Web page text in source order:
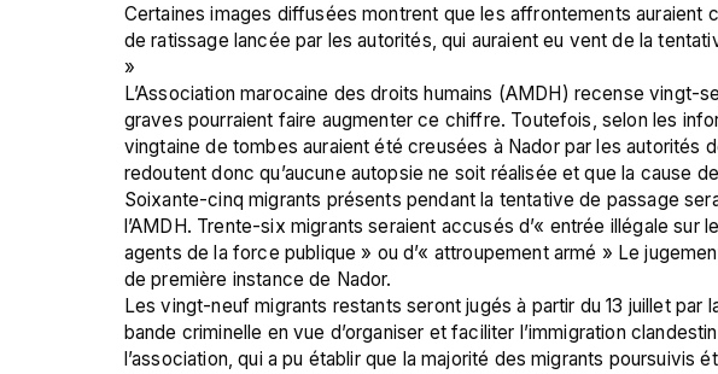
Certaines images diffusées montrent que les affrontements auraient
de ratissage lancée par les autorités, qui auraient eu vent de la
»
L’Association marocaine des droits humains (AMDH) recense
graves pourraient faire augmenter ce chiffre. Toutefois, selon les
vingtaine de tombes auraient été creusées à Nador par les autorités
redoutent donc qu’aucune autopsie ne soit réalisée et que la cause
Soixante-cinq migrants présents pendant la tentative de passage
l’AMDH. Trente-six migrants seraient accusés d’« entrée illégale sur
agents de la force publique » ou d’« attroupement armé » Le
de première instance de Nador.
Les vingt-neuf migrants restants seront jugés à partir du 13 juillet par
bande criminelle en vue d’organiser et faciliter l’immigration
l’association, qui a pu établir que la majorité des migrants poursuivis